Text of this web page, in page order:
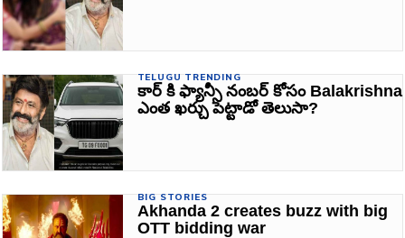
TELUGU TRENDING
కార్ కి ఫ్యాన్సీ నంబర్ కోసం Balakrishna
ఎంత ఖర్చు పెట్టాడో తెలుసా?
BIG STORIES
Akhanda 2 creates buzz with big
OTT bidding war